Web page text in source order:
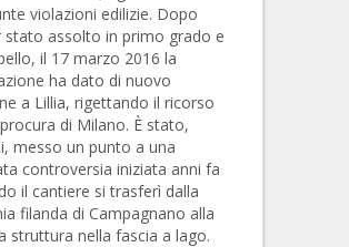
violazioni edilizie. Dopo
stato assolto in primo grado e
il 17 marzo 2016 la
ha dato di nuovo
a Lillia, rigettando il ricorso
di Milano. È stato,
messo un punto a una
controversia iniziata anni fa
il cantiere si trasferì dalla
filanda di Campagnano alla
struttura nella fascia a lago.